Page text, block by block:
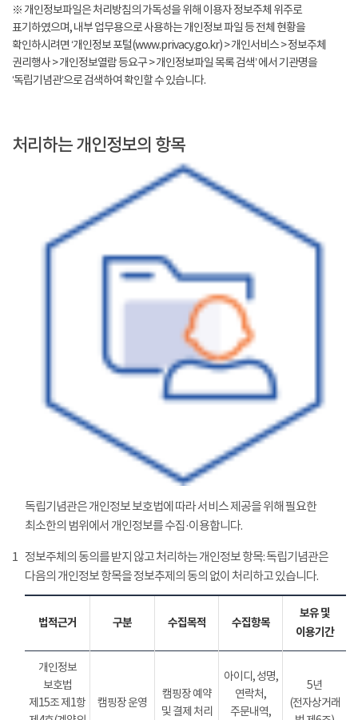
※ 개인정보파일은 처리방침의 가독성을 위해 이용자 정보주체 위주로
표기하였으며, 내부 업무용으로 사용하는 개인정보 파일 등 전체 현황을
확인하시려면 ‘개인정보 포털(www.privacy.go.kr) > 개인서비스 > 정보주체
권리행사 > 개인정보열람 등요구 > 개인정보파일 목록 검색’ 에서 기관명을
‘독립기념관’으로 검색하여 확인할 수 있습니다.
처리하는 개인정보의 항목
독립기념관은 개인정보 보호법에 따라 서비스 제공을 위해 필요한
최소한의 범위에서 개인정보를 수집·이용합니다.
1 정보주체의 동의를 받지 않고 처리하는 개인정보 항목: 독립기념관은
다음의 개인정보 항목을 정보추제의 동의 없이 처리하고 있습니다.
법적근거 구분 수집목적 수집항목
보유 및
이용기간
개인정보
보호법
제15조 제1항
캠핑장 운영
캠핑장 예약
및 결제 처리
아이디, 성명,
연락처,
주문내역,
5년
(전자상거래